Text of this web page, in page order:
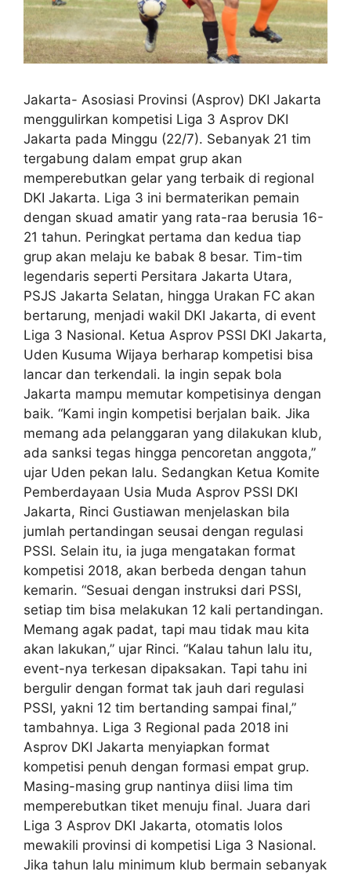
Jakarta- Asosiasi Provinsi (Asprov) DKI Jakarta
menggulirkan kompetisi Liga 3 Asprov DKI
Jakarta pada Minggu (22/7). Sebanyak 21 tim
tergabung dalam empat grup akan
memperebutkan gelar yang terbaik di regional
DKI Jakarta. Liga 3 ini bermaterikan pemain
dengan skuad amatir yang rata-raa berusia 16-
21 tahun. Peringkat pertama dan kedua tiap
grup akan melaju ke babak 8 besar. Tim-tim
legendaris seperti Persitara Jakarta Utara,
PSJS Jakarta Selatan, hingga Urakan FC akan
bertarung, menjadi wakil DKI Jakarta, di event
Liga 3 Nasional. Ketua Asprov PSSI DKI Jakarta,
Uden Kusuma Wijaya berharap kompetisi bisa
lancar dan terkendali. Ia ingin sepak bola
Jakarta mampu memutar kompetisinya dengan
baik. “Kami ingin kompetisi berjalan baik. Jika
memang ada pelanggaran yang dilakukan klub,
ada sanksi tegas hingga pencoretan anggota,”
ujar Uden pekan lalu. Sedangkan Ketua Komite
Pemberdayaan Usia Muda Asprov PSSI DKI
Jakarta, Rinci Gustiawan menjelaskan bila
jumlah pertandingan seusai dengan regulasi
PSSI. Selain itu, ia juga mengatakan format
kompetisi 2018, akan berbeda dengan tahun
kemarin. “Sesuai dengan instruksi dari PSSI,
setiap tim bisa melakukan 12 kali pertandingan.
Memang agak padat, tapi mau tidak mau kita
akan lakukan,” ujar Rinci. “Kalau tahun lalu itu,
event-nya terkesan dipaksakan. Tapi tahu ini
bergulir dengan format tak jauh dari regulasi
PSSI, yakni 12 tim bertanding sampai final,”
tambahnya. Liga 3 Regional pada 2018 ini
Asprov DKI Jakarta menyiapkan format
kompetisi penuh dengan formasi empat grup.
Masing-masing grup nantinya diisi lima tim
memperebutkan tiket menuju final. Juara dari
Liga 3 Asprov DKI Jakarta, otomatis lolos
mewakili provinsi di kompetisi Liga 3 Nasional.
Jika tahun lalu minimum klub bermain sebanyak